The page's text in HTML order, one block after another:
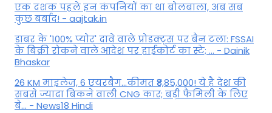
एक दशक पहले इन कंपनियों का था बोलबाला, अब सब
कुछ बर्बाद! - aajtak.in
डाबर के '100% प्योर' दावे वाले प्रोडक्ट्स पर बैन टला: FSSAI
के बिक्री रोकने वाले आदेश पर हाईकोर्ट का स्टे; ... - Dainik
Bhaskar
26 KM माइलेज, 6 एयरबैग...कीमत ₹8,85,000! ये है देश की
सबसे ज्यादा बिकने वाली CNG कार; बड़ी फैमिली के लिए
बे... - News18 Hindi